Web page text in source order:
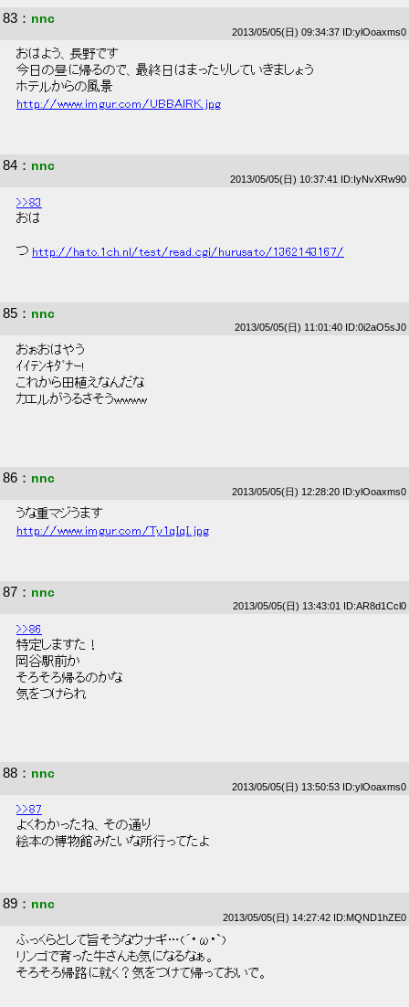
83 ： nnc
2013/05/05(日) 09:34:37 ID:ylOoaxms0
おはよう、長野です
今日の昼に帰るので、最終日はまったりしていきましょう
ホテルからの風景
http://www.imgur.com/UBBAlRK.jpg
84 ： nnc
2013/05/05(日) 10:37:41 ID:IyNvXRw90
>>83
おは
つ http://hato.1ch.nl/test/read.cgi/hurusato/1362143167/
85 ： nnc
2013/05/05(日) 11:01:40 ID:0i2aO5sJ0
おぉおはやう
ｲｲﾃﾝｷﾀﾞﾅｰ!
これから田植えなんだな
カエルがうるさそうwwww
86 ： nnc
2013/05/05(日) 12:28:20 ID:ylOoaxms0
うな重マジうます
http://www.imgur.com/Ty1qIqI.jpg
87 ： nnc
2013/05/05(日) 13:43:01 ID:AR8d1Ccl0
>>86
特定しますた！
岡谷駅前か
そろそろ帰るのかな
気をつけられ
88 ： nnc
2013/05/05(日) 13:50:53 ID:ylOoaxms0
>>87
よくわかったね、その通り
絵本の博物館みたいな所行ってたよ
89 ： nnc
2013/05/05(日) 14:27:42 ID:MQND1hZE0
ふっくらとして旨そうなウナギ…(´･ω･`)
リンゴで育った牛さんも気になるなぁ。
そろそろ帰路に就く？気をつけて帰っておいで。